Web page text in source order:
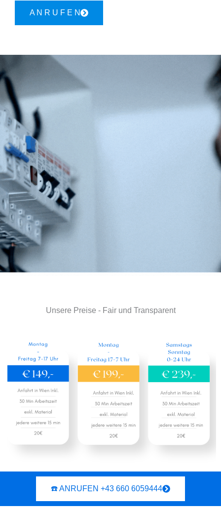
A N R U F E N
Unsere Preise - Fair und Transparent
☎️ ANRUFEN +43 660 6059444